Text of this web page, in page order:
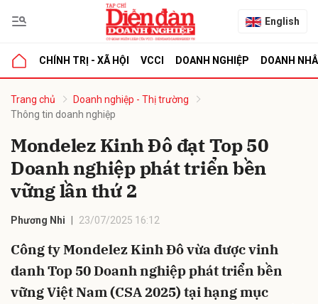
English
CHÍNH TRỊ - XÃ HỘI VCCI DOANH NGHIỆP DOANH
Trang chủ
Doanh nghiệp - Thị trường
Thông tin doanh nghiệp
Mondelez Kinh Đô đạt Top 50
Doanh nghiệp phát triển bền
vững lần thứ 2
Phương Nhi 23/07/2025 16:12
Công ty Mondelez Kinh Đô vừa được vinh
danh Top 50 Doanh nghiệp phát triển bền
vững Việt Nam (CSA 2025) tại hạng mục
luận